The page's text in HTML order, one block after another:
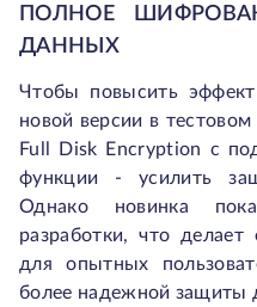
ПОЛНОЕ
ДАННЫХ
Чтобы повысить
новой версии в
Full Disk Encryption с
функции - усилить
Однако новинка
разработки, что
для опытных
более надежной защиты